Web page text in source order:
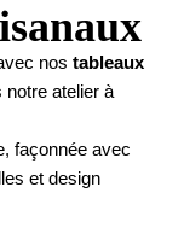
nos tableaux
notre atelier à
façonnée avec
et design